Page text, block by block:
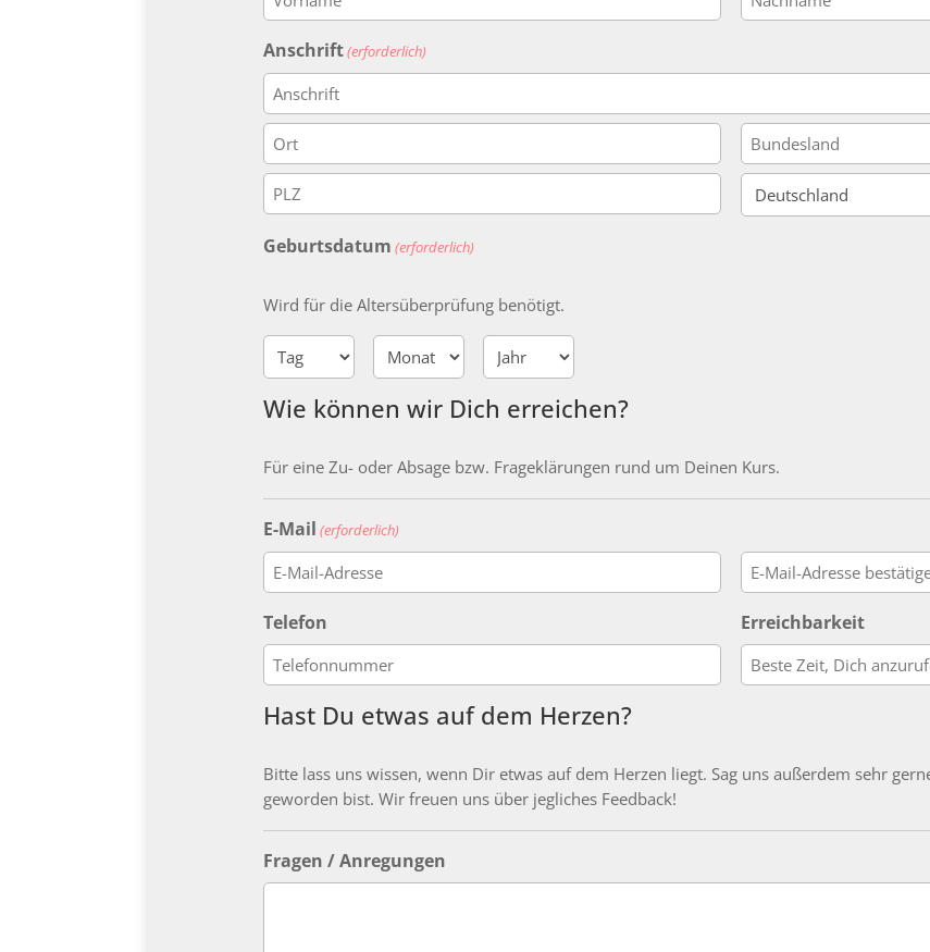
Vorname
Anschrift(erforderlich)
Anschrift
Stadt
Bundesstaat
Geburtsdatum (erforderlich)
Wird für die Altersüberprüfung benötigt.
Tag Monat Jahr
Wie können wir Dich erreichen?
Für eine Zu- oder Absage bzw. Frageklärungen rund um Deinen Kurs.
E-Mail (erforderlich)
Mail
eingeben
Mail
bestätigen
Telefon Erreichbarkeit
Hast Du etwas auf dem Herzen?
Bitte lass uns wissen, wenn Dir etwas auf dem Herzen liegt. Sag uns außerdem sehr
geworden bist. Wir freuen uns über jegliches Feedback!
Fragen / Anregungen